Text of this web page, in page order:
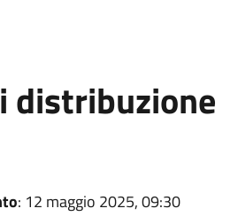
distribuzione
: 12 maggio 2025, 09:30